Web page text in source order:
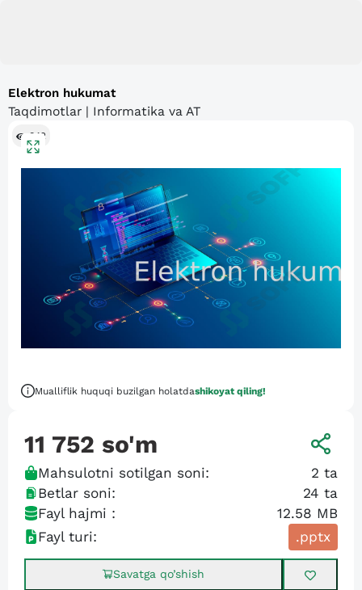
Elektron hukumat
Taqdimotlar | Informatika va AT
842
Mualliflik huquqi buzilgan holatdashikoyat qiling!
11 752 so'm
Mahsulotni sotilgan soni: 2 ta
Betlar soni:
24 ta
Fayl hajmi :
12.58 MB
Fayl turi:
.pptx
Savatga qo’shish